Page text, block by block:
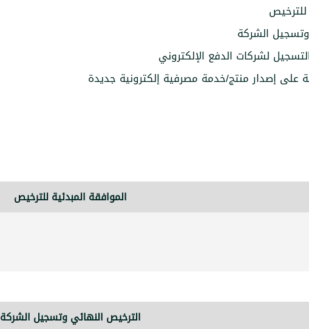
للترخيص
الشركة
لشركات الدفع الإلكتروني
على إصدار منتج/خدمة مصرفية إلكترونية جديدة
الموافقة المبدئية للترخيص
الترخيص النهائي وتسجيل الشركة